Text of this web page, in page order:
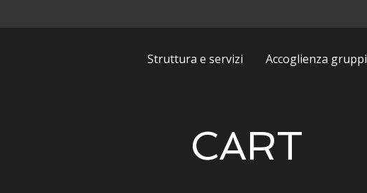
Struttura e servizi Accoglienza gruppi
CART